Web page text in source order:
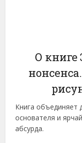
О книге
Книга объединяет
основателя и
абсурда.